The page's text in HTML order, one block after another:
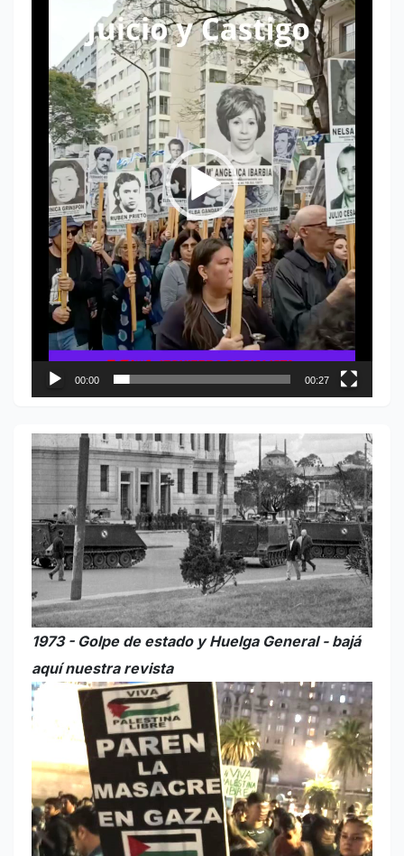
00:00 00:27
1973 - Golpe de estado y Huelga General - bajá
aquí nuestra revista